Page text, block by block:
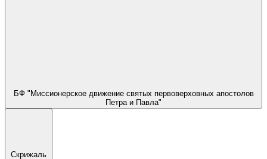
БФ "Миссионерское движение святых первоверховных апостолов
Петра и Павла"
Скрижаль